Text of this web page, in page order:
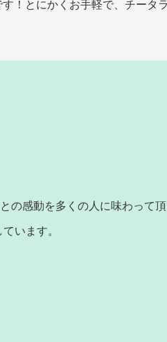
す ！とにかくお手軽で、チータ
の感動を多くの人に味わって頂
います。